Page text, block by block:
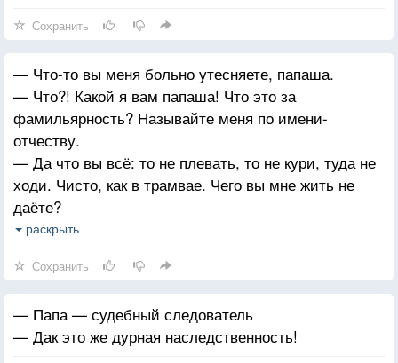
Сохранить
— Что-то вы меня больно утесняете, папаша.
— Что?! Какой я вам папаша! Что это за
фамильярность? Называйте меня по имени-
отчеству.
— Да что вы всё: то не плевать, то не кури, туда не
ходи. Чисто, как в трамвае. Чего вы мне жить не
даёте?
И насчет «папаши» — это вы напрасно. Разве
Хорошенькое дело: ухватили животную,
исполосовали ножиком голову
А я, может, своего разрешения на операцию не
давал.
раскрыть
Сохранить
— Папа — судебный следователь
— Дак это же дурная наследственность!